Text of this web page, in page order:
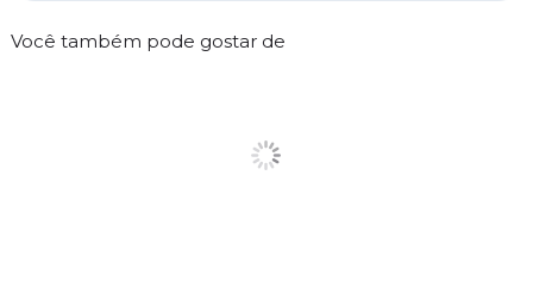
Você também pode gostar de